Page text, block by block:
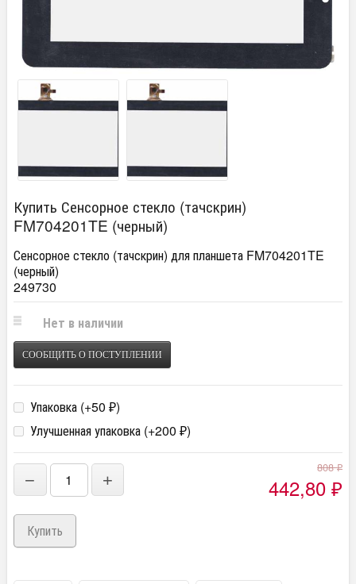
Купить Сенсорное стекло (тачскрин)
FM704201TE (черный)
Сенсорное стекло (тачскрин) для планшета FM704201TE
(черный)
249730
Нет в наличии
СООБЩИТЬ О ПОСТУПЛЕНИИ
Упаковка (+50 ₽)
Улучшенная упаковка (+200 ₽)
− +
808₽
442,80 ₽